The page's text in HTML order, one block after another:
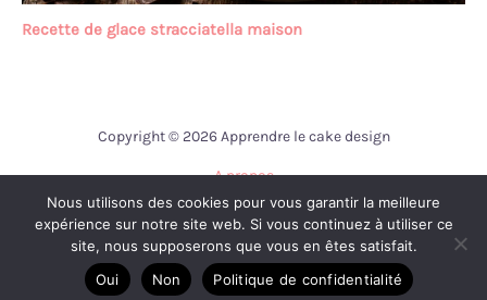
Recette de glace stracciatella maison
Copyright © 2026 Apprendre le cake design
A propos
Contact
Mentions légales
Politique de confidentialité
Nous utilisons des cookies pour vous garantir la meilleure
expérience sur notre site web. Si vous continuez à utiliser ce
site, nous supposerons que vous en êtes satisfait.
Oui
Non Politique de confidentialité